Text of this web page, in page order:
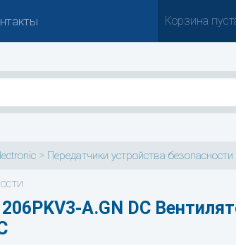
Корзина
> Передатчики устройства
A.GN DC